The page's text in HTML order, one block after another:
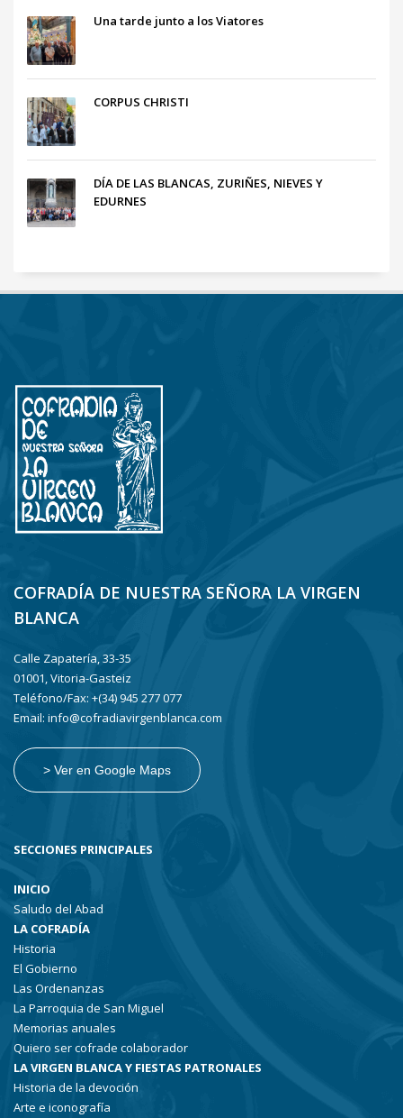
Una tarde junto a los Viatores
CORPUS CHRISTI
DÍA DE LAS BLANCAS, ZURIÑES, NIEVES Y
EDURNES
COFRADÍA DE NUESTRA SEÑORA LA VIRGEN
BLANCA
Calle Zapatería, 33-35
01001, Vitoria-Gasteiz
Teléfono/Fax: +(34) 945 277 077
Email: info@cofradiavirgenblanca.com
> Ver en Google Maps
SECCIONES PRINCIPALES
INICIO
Saludo del Abad
LA COFRADÍA
Historia
El Gobierno
Las Ordenanzas
La Parroquia de San Miguel
Memorias anuales
Quiero ser cofrade colaborador
LA VIRGEN BLANCA Y FIESTAS PATRONALES
Historia de la devoción
Arte e iconografía